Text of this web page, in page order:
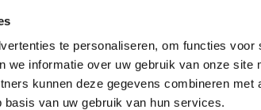
te personaliseren, om functies voor
we informatie over uw gebruik van onze site
kunnen deze gegevens combineren met
van uw gebruik van hun services.
naar een uitvalsbasis
club?
voor je trainingen en wedstrijden? Wil je met
evenement organiseren? Contacteer ons geheel